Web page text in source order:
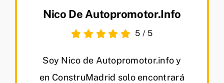
Nico De Autopromotor.info
5 / 5
Soy Nico de Autopromotor.info y
en ConstruMadrid solo encontrará